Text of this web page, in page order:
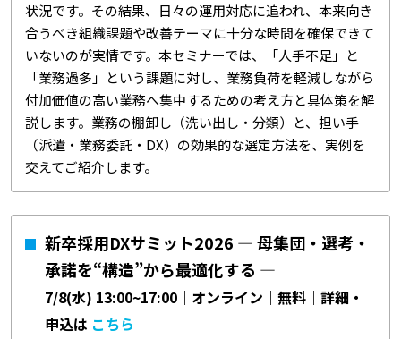
状況です。その結果、日々の運用対応に追われ、本来向き
合うべき組織課題や改善テーマに十分な時間を確保できて
いないのが実情です。本セミナーでは、「人手不足」と
「業務過多」という課題に対し、業務負荷を軽減しながら
付加価値の高い業務へ集中するための考え方と具体策を解
説します。業務の棚卸し（洗い出し・分類）と、担い手
（派遣・業務委託・DX）の効果的な選定方法を、実例を
交えてご紹介します。
新卒採用DXサミット2026 ― 母集団・選考・
承諾を“構造”から最適化する ―
7/8(水) 13:00~17:00｜オンライン｜無料｜詳細・
申込は こちら